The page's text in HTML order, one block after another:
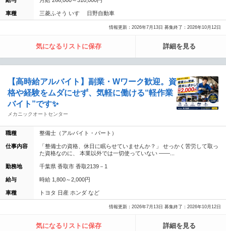
車種 三菱ふそう いすゞ 日野自動車
情報更新：2026年7月13日 募集終了：2026年10月12日
気になるリストに保存 詳細を見る
【高時給アルバイト】副業・Wワーク歓迎。資
格や経験をムダにせず、気軽に働ける“軽作業
バイト”です✨
メカニックオートセンター
職種 整備士（アルバイト・パート）
仕事内容
「整備士の資格、休日に眠らせていませんか？」 せっかく苦労して取っ
た資格なのに、 本業以外では一切使っていない ——...
勤務地 千葉県 香取市 香取2139－1
給与 時給 1,800～2,000円
車種 トヨタ 日産 ホンダ など
情報更新：2026年7月13日 募集終了：2026年10月12日
気になるリストに保存 詳細を見る